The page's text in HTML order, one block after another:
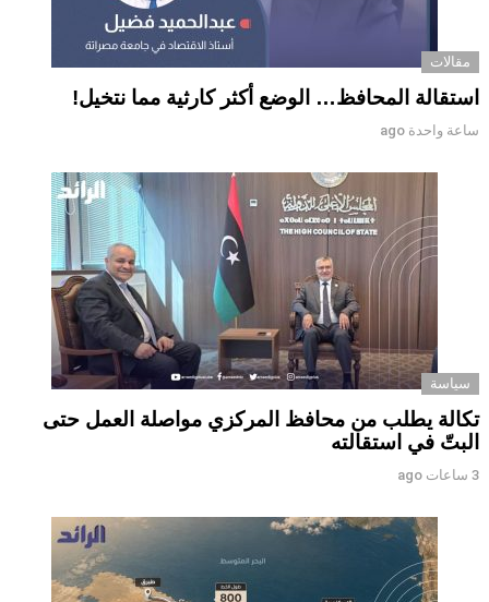
مقالات
استقالة المحافظ… الوضع أكثر كارثية مما نتخيل!
ساعة واحدة ago
سياسة
تكالة يطلب من محافظ المركزي مواصلة العمل حتى
البتّ في استقالته
3 ساعات ago